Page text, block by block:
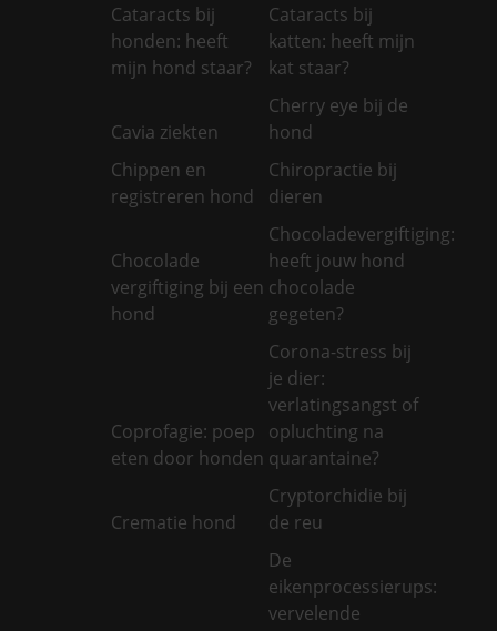
Cataracts bij
honden: heeft
mijn hond staar?
Cataracts bij
katten: heeft mijn
kat staar?
Cavia ziekten
Cherry eye bij de
hond
Chippen en
registreren hond
Chiropractie bij
dieren
Chocolade
vergiftiging bij een
hond
Chocoladevergiftiging:
heeft jouw hond
chocolade
gegeten?
Coprofagie: poep
eten door honden
Corona-stress bij
je dier:
verlatingsangst of
opluchting na
quarantaine?
Crematie hond
Cryptorchidie bij
de reu
De
eikenprocessierups:
vervelende